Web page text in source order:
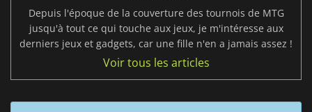
Depuis l'époque de la couverture des tournois de MTG
jusqu'à tout ce qui touche aux jeux, je m'intéresse aux
derniers jeux et gadgets, car une fille n'en a jamais assez !
Voir tous les articles